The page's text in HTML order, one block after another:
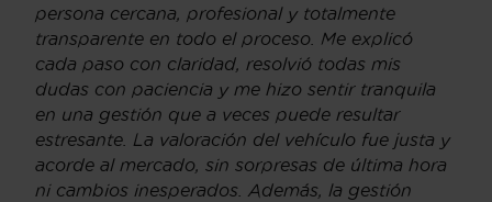
persona cercana, profesional y totalmente
transparente en todo el proceso. Me explicó
cada paso con claridad, resolvió todas mis
dudas con paciencia y me hizo sentir tranquila
en una gestión que a veces puede resultar
estresante. La valoración del vehículo fue justa y
acorde al mercado, sin sorpresas de última hora
ni cambios inesperados. Además, la gestión